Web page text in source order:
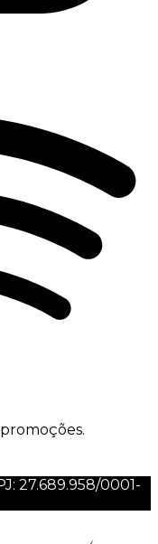
27.689.958/0001-